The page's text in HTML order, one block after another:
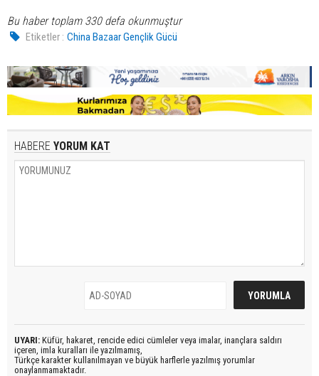
Bu haber toplam 330 defa okunmuştur
Etiketler : China Bazaar Gençlik Gücü
HABERE YORUM KAT
UYARI: Küfür, hakaret, rencide edici cümleler veya imalar, inançlara saldırı
içeren, imla kuralları ile yazılmamış,
Türkçe karakter kullanılmayan ve büyük harflerle yazılmış yorumlar
onaylanmamaktadır.